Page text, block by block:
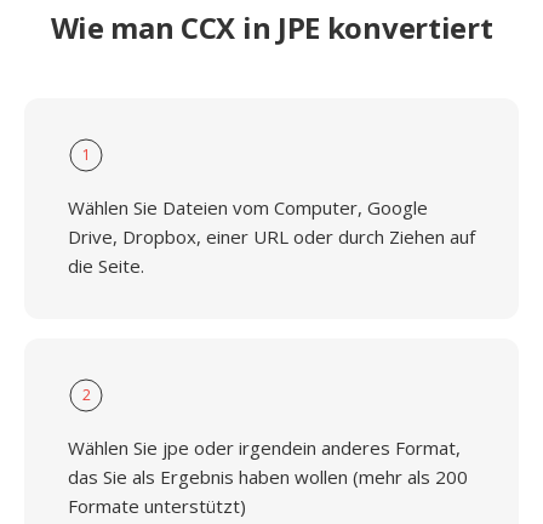
Wie man CCX in JPE konvertiert
1
Wählen Sie Dateien vom Computer, Google
Drive, Dropbox, einer URL oder durch Ziehen auf
die Seite.
2
Wählen Sie jpe oder irgendein anderes Format,
das Sie als Ergebnis haben wollen (mehr als 200
Formate unterstützt)